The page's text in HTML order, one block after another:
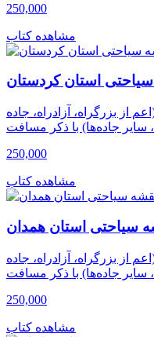
250,000
مشاهده کتاب
استان کردستان
از بزرگراه، آزادراه، جاده
250,000
مشاهده کتاب
سیاحتی استان همدان
از بزرگراه، آزادراه، جاده
250,000
مشاهده کتاب